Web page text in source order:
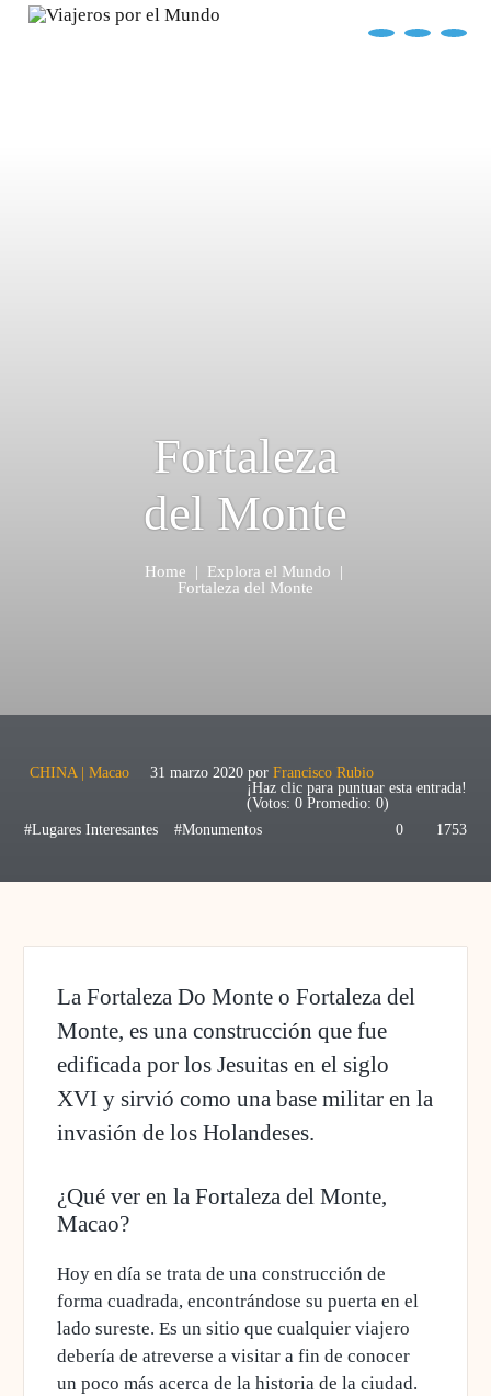
replica rolex air king watches
Fortaleza
del Monte
Home | Explora el Mundo
|
Fortaleza del Monte
CHINA|Macao 31 marzo 2020 porFrancisco Rubio
¡Haz clic para puntuar esta entrada!
(Votos: 0Promedio: 0)
#Lugares Interesantes
#Monumentos 1753
0
La Fortaleza Do Monte o Fortaleza del
Monte, es una construcción que fue
edificada por los Jesuitas en el siglo
XVI y sirvió como una base militar en la
invasión de los Holandeses.
¿Qué ver en la Fortaleza del Monte,
Macao?
Hoy en día se trata deuna construcción de
forma cuadrada, encontrándose su puerta en el
lado sureste. Es un sitio que cualquier viajero
debería de atreverse a visitar a fin de conocer
un poco más acerca de la historia de la ciudad.